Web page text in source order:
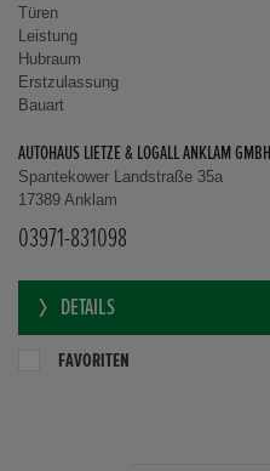
Türen
Leistung
Hubraum
Erstzulassung
Bauart
AUTOHAUS LIETZE & LOGALL ANKLAM GMBH
Spantekower Landstraße 35a
17389 Anklam
03971-831098
DETAILS
FAVORITEN